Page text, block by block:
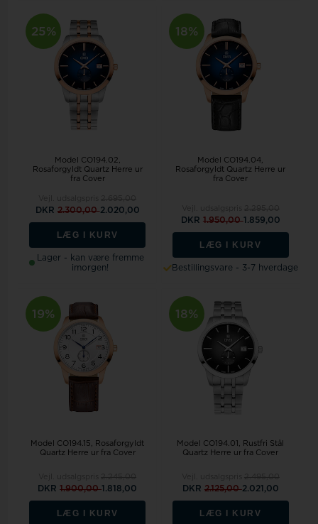
25%
Model CO194.02
Rosaforgyldt Quartz Herre ur
fra Cover
DKR 2.300,002.020,00
LÆG I KURV
Lager - kan være fremme
imorgen!
18%
Model CO194.04
Rosaforgyldt Quartz Herre ur
fra Cover
DKR 1.950,001.859,00
LÆG I KURV
Bestillingsvare - 3-7 hverdage
19%
Model CO194.15
Rosaforgyldt
Quartz Herre ur fra Cover
DKR1.900,001.818,00
LÆG I KURV
18%
Model CO194.01
Rustfri Stål
Quartz Herre ur fra Cover
DKR 2.125,002.021,00
LÆG I KURV